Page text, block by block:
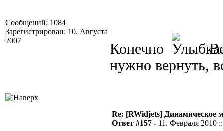
Сообщений: 1084
Зарегистрирован: 10. Августа
2007
Конечно
нужно вернуть,
Re: [RWidjets] Динамическое
Ответ #157 - 11. Февраля 2010